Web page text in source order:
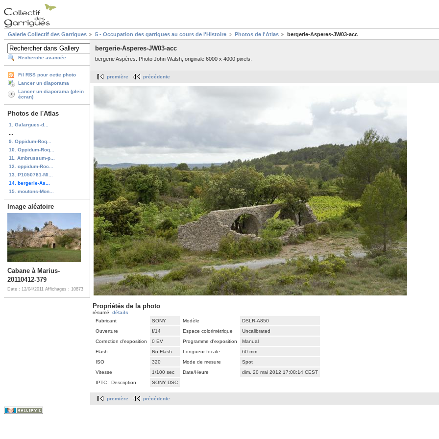
Galerie Collectif des Garrigues 5 - Occupation des garrigues au cours de l'Histoire Photos de l'Atlas bergerie-Asperes-JW03-acc
Recherche avancée
Fil RSS pour cette photo
Lancer un diaporama
Lancer un diaporama (plein
écran)
Photos de l'Atlas
1. Galargues-d...
9. Oppidum-Roq...
10. Oppidum-Roq...
11. Ambrussum-p...
12. oppidum-Roc...
13. P1050781-MI...
14. bergerie-As...
15. moutons-Mon...
Image aléatoire
Cabane à Marius-
20110412-379
Date : 12/04/2011 Affichages : 10873
bergerie-Asperes-JW03-acc
bergerie Aspères. Photo John Walsh, originale 6000 x 4000 pixels.
première précédente
Propriétés de la photo
résumé détails
Fabricant
SONY Modèle
DSLR-A850
Ouverture
f/14 Espace colorimétrique
Uncalibrated
Correction d'exposition
0 EV Programme d'exposition
Manual
Flash
No Flash Longueur focale
60 mm
ISO
320 Mode de mesure
Spot
Vitesse
1/100 sec Date/Heure
dim. 20 mai 2012 17:08:14 CEST
IPTC : Description
SONY DSC
première précédente